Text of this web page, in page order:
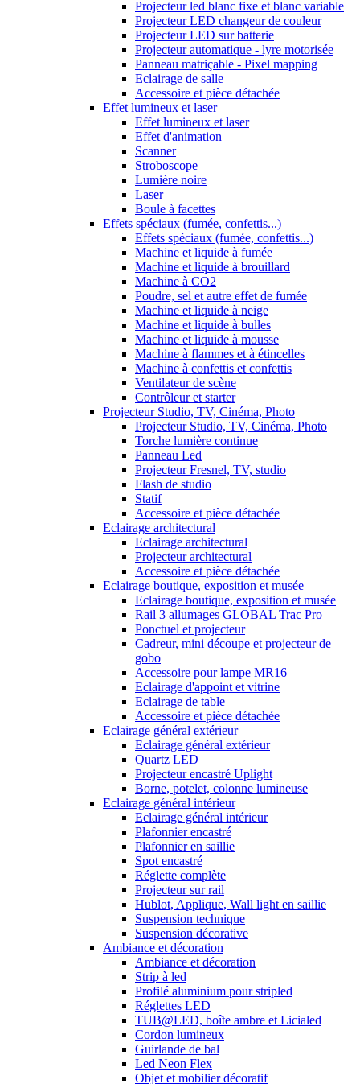
Projecteur led blanc fixe et blanc variable
Projecteur LED changeur de couleur
Projecteur LED sur batterie
Projecteur automatique - lyre motorisée
Panneau matriçable - Pixel mapping
Eclairage de salle
Accessoire et pièce détachée
Effet lumineux et laser
Effet lumineux et laser
Effet d'animation
Scanner
Stroboscope
Lumière noire
Laser
Boule à facettes
Effets spéciaux (fumée, confettis...)
Effets spéciaux (fumée, confettis...)
Machine et liquide à fumée
Machine et liquide à brouillard
Machine à CO2
Poudre, sel et autre effet de fumée
Machine et liquide à neige
Machine et liquide à bulles
Machine et liquide à mousse
Machine à flammes et à étincelles
Machine à confettis et confettis
Ventilateur de scène
Contrôleur et starter
Projecteur Studio, TV, Cinéma, Photo
Projecteur Studio, TV, Cinéma, Photo
Torche lumière continue
Panneau Led
Projecteur Fresnel, TV, studio
Flash de studio
Statif
Accessoire et pièce détachée
Eclairage architectural
Eclairage architectural
Projecteur architectural
Accessoire et pièce détachée
Eclairage boutique, exposition et musée
Eclairage boutique, exposition et musée
Rail 3 allumages GLOBAL Trac Pro
Ponctuel et projecteur
Cadreur, mini découpe et projecteur de
gobo
Accessoire pour lampe MR16
Eclairage d'appoint et vitrine
Eclairage de table
Accessoire et pièce détachée
Eclairage général extérieur
Eclairage général extérieur
Quartz LED
Projecteur encastré Uplight
Borne, potelet, colonne lumineuse
Eclairage général intérieur
Eclairage général intérieur
Plafonnier encastré
Plafonnier en saillie
Spot encastré
Réglette complète
Projecteur sur rail
Hublot, Applique, Wall light en saillie
Suspension technique
Suspension décorative
Ambiance et décoration
Ambiance et décoration
Strip à led
Profilé aluminium pour stripled
Réglettes LED
TUB@LED, boîte ambre et Licialed
Cordon lumineux
Guirlande de bal
Led Neon Flex
Objet et mobilier décoratif